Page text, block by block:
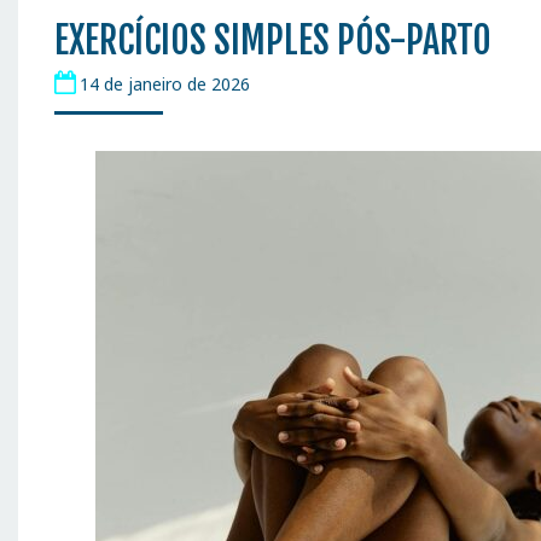
EXERCÍCIOS SIMPLES PÓS-PARTO
14 de janeiro de 2026